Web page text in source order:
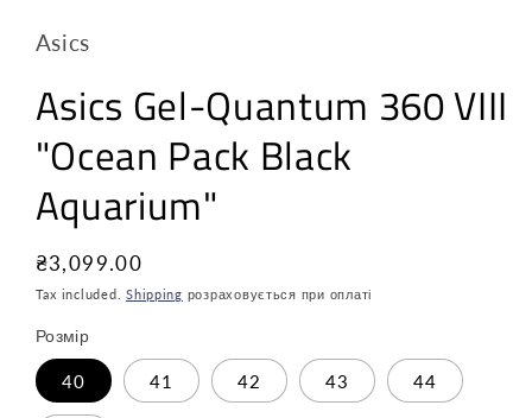
Asics
Asics Gel-Quantum 360 VIII
"Ocean Pack Black
Aquarium"
Звичайна
ціна
₴3,099.00
Tax included.Shipping розраховується при оплаті
Розмір
40 41 42 43 44